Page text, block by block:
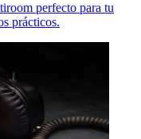
perfecto para tu
prácticos.